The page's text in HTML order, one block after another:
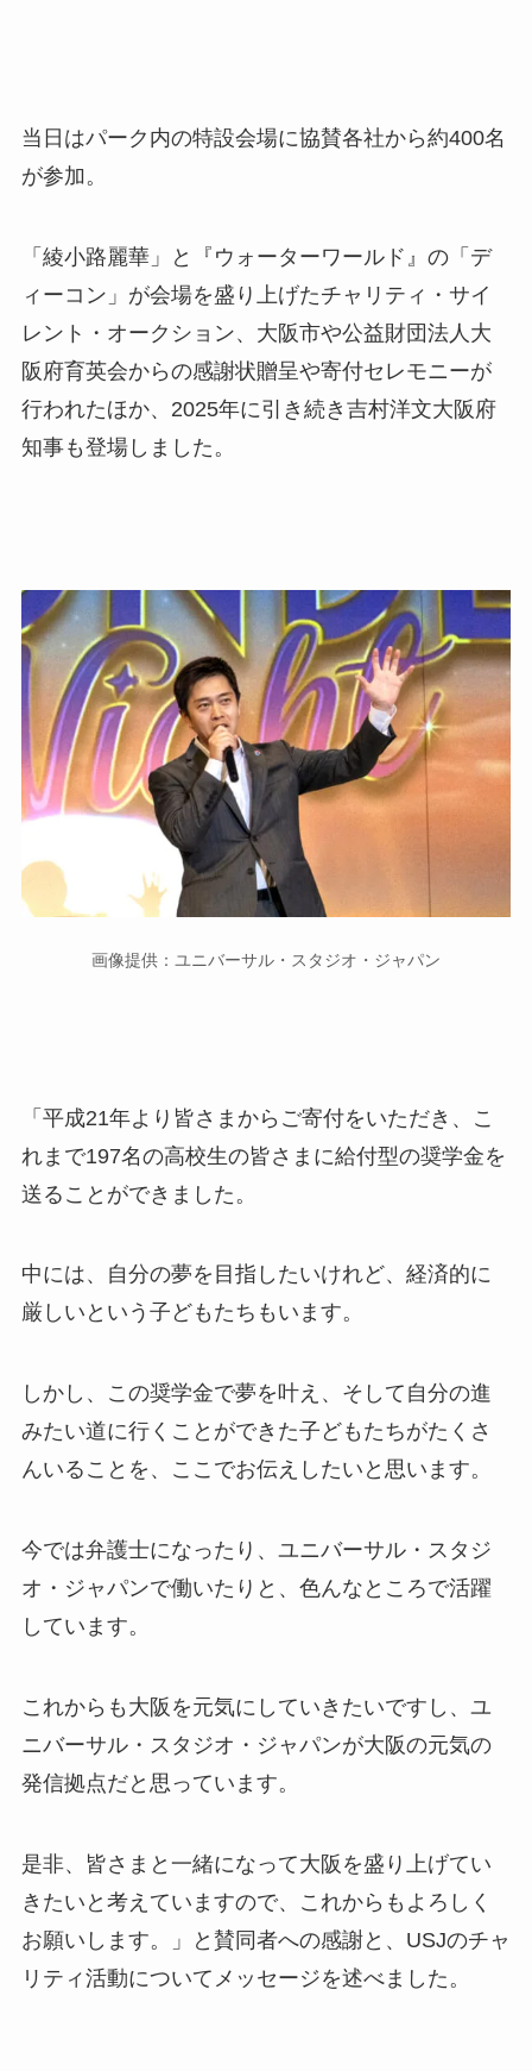
当日はパーク内の特設会場に協賛各社から約400名
が参加。
「綾小路麗華」と『ウォーターワールド』の「デ
ィーコン」が会場を盛り上げたチャリティ・サイ
レント・オークション、大阪市や公益財団法人大
阪府育英会からの感謝状贈呈や寄付セレモニーが
行われたほか、2025年に引き続き吉村洋文大阪府
知事も登場しました。
画像提供：ユニバーサル・スタジオ・ジャパン
「平成21年より皆さまからご寄付をいただき、こ
れまで197名の高校生の皆さまに給付型の奨学金を
送ることができました。
中には、自分の夢を目指したいけれど、経済的に
厳しいという子どもたちもいます。
しかし、この奨学金で夢を叶え、そして自分の進
みたい道に行くことができた子どもたちがたくさ
んいることを、ここでお伝えしたいと思います。
今では弁護士になったり、ユニバーサル・スタジ
オ・ジャパンで働いたりと、色んなところで活躍
しています。
これからも大阪を元気にしていきたいですし、ユ
ニバーサル・スタジオ・ジャパンが大阪の元気の
発信拠点だと思っています。
是非、皆さまと一緒になって大阪を盛り上げてい
きたいと考えていますので、これからもよろしく
お願いします。」と賛同者への感謝と、USJのチャ
リティ活動についてメッセージを述べました。